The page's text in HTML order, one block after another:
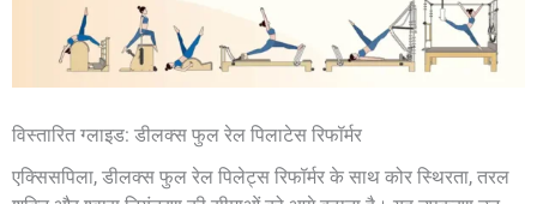
विस्तारित ग्लाइड: डीलक्स फुल रेल पिलाटेस रिफॉर्मर
एक्सिसपिला, डीलक्स फुल रेल पिलेट्स रिफॉर्मर के साथ कोर स्थिरता, तरल